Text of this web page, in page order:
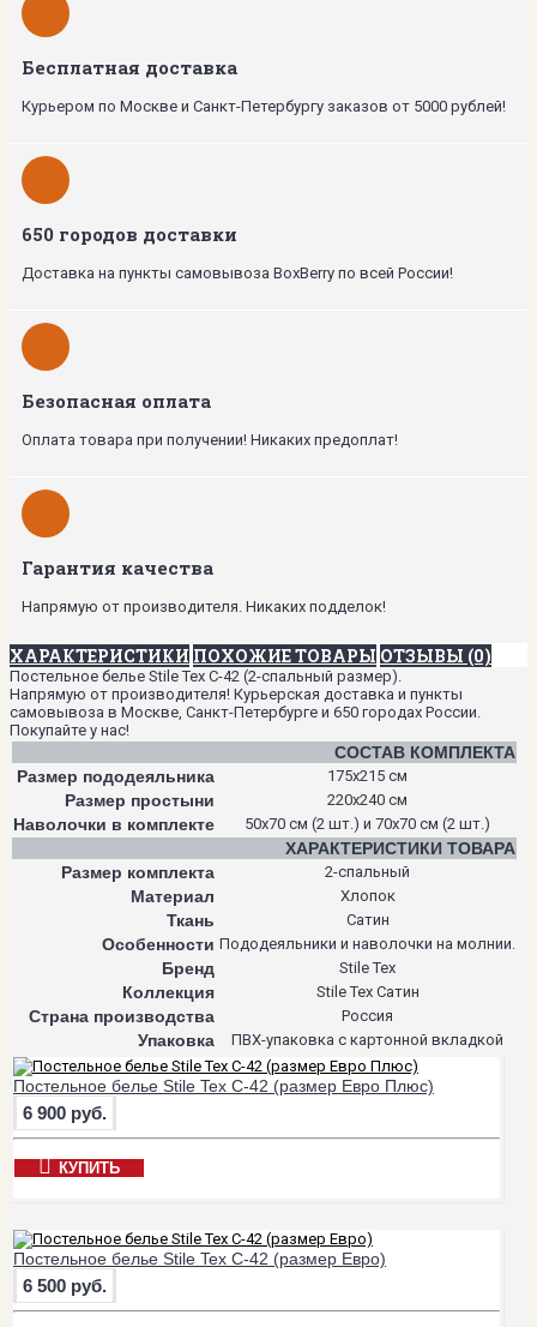
Бесплатная доставка
Курьером по Москве и Санкт-Петербургу заказов от 5000 рублей!
650 городов доставки
Доставка на пункты самовывоза BoxBerry по всей России!
Безопасная оплата
Оплата товара при получении! Никаких предоплат!
Гарантия качества
Напрямую от производителя. Никаких подделок!
ХАРАКТЕРИСТИКИ ПОХОЖИЕ ТОВАРЫ ОТЗЫВЫ (0)
Постельное белье Stile Tex C-42 (2-спальный размер).
Напрямую от производителя! Курьерская доставка и пункты
самовывоза в Москве, Санкт-Петербурге и 650 городах России.
Покупайте у нас!
СОСТАВ КОМПЛЕКТА
Размер пододеяльника
175х215 см
Размер простыни 220х240 см
Наволочки в комплекте 50х70 см (2 шт.) и 70х70 см (2 шт.)
ХАРАКТЕРИСТИКИ ТОВАРА
Размер комплекта
2-спальный
Материал Хлопок
Ткань Сатин
Особенности Пододеяльники и наволочки на молнии.
Бренд Stile Tex
Коллекция Stile Tex Сатин
Страна производства Россия
Упаковка ПВХ-упаковка с картонной вкладкой
Постельное белье Stile Tex C-42 (размер Евро Плюс)
6 900 руб.
КУПИТЬ
Постельное белье Stile Tex C-42 (размер Евро)
6 500 руб.